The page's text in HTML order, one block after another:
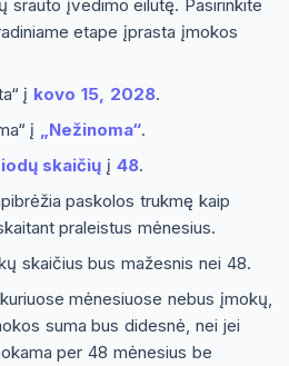
srauto įvedimo eilutę. Pasirinkite
etape įprasta įmokos
į kovo 15, 2028.
į „Nežinoma“.
skaičių į 48.
paskolos trukmę kaip
praleistus mėnesius.
skaičius bus mažesnis nei 48.
mėnesiuose nebus įmokų,
suma bus didesnė, nei jei
per 48 mėnesius be